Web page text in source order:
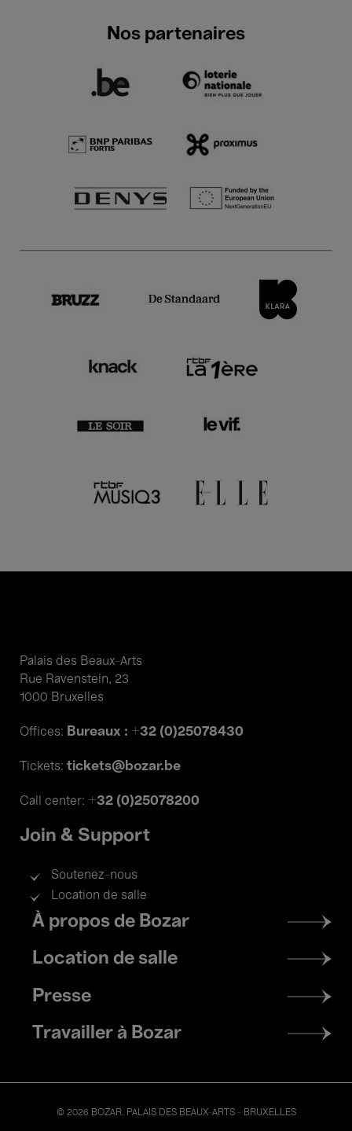
Nos partenaires
Palais des Beaux-Arts
Rue Ravenstein, 23
1000 Bruxelles
Offices: Bureaux : +32 (0)25078430
Tickets: tickets@bozar.be
Call center: +32 (0)25078200
Join & Support
Soutenez-nous
Location de salle
Footer
menu
À propos de Bozar
Location de salle
Presse
Travailler à Bozar
© 2026 BOZAR. PALAIS DES BEAUX-ARTS - BRUXELLES